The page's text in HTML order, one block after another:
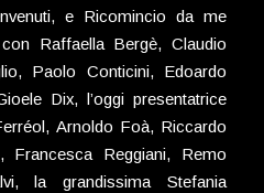
e Ricomincio da me
Raffaella Bergè, Claudio
Paolo Conticini, Edoardo
Dix, l’oggi presentatrice
Arnoldo Foà, Riccardo
Francesca Reggiani, Remo
la grandissima Stefania